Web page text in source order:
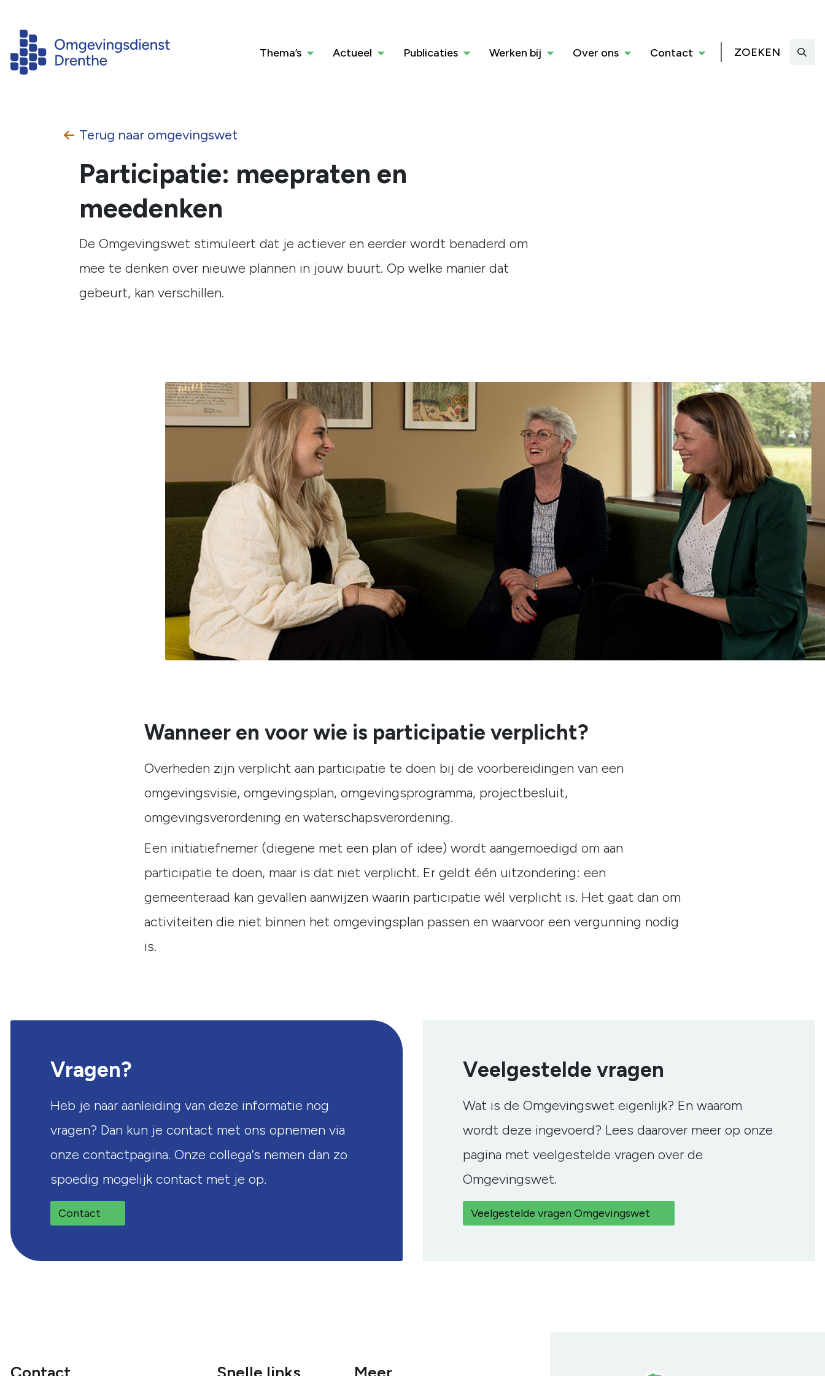
Thema’s Actueel Publicaties Werken bij Over ons Contact ZOEKEN
Terug naar omgevingswet
Participatie: meepraten en
meedenken
De Omgevingswet stimuleert dat je actiever en eerder wordt benaderd om
mee te denken over nieuwe plannen in jouw buurt. Op welke manier dat
gebeurt, kan verschillen.
Wanneer en voor wie is participatie verplicht?
Overheden zijn verplicht aan participatie te doen bij de voorbereidingen van een
omgevingsvisie, omgevingsplan, omgevingsprogramma, projectbesluit,
omgevingsverordening en waterschapsverordening.
Een initiatiefnemer (diegene met een plan of idee) wordt aangemoedigd om aan
participatie te doen, maar is dat niet verplicht. Er geldt één uitzondering: een
gemeenteraad kan gevallen aanwijzen waarin participatie wél verplicht is. Het gaat dan om
activiteiten die niet binnen het omgevingsplan passen en waarvoor een vergunning nodig
is.
Vragen?
Heb je naar aanleiding van deze informatie nog
vragen? Dan kun je contact met ons opnemen via
onze contactpagina. Onze collega’s nemen dan zo
spoedig mogelijk contact met je op.
Contact
Veelgestelde vragen
Wat is de Omgevingswet eigenlijk? En waarom
wordt deze ingevoerd? Lees daarover meer op onze
pagina met veelgestelde vragen over de
Omgevingswet.
Veelgestelde vragen Omgevingswet